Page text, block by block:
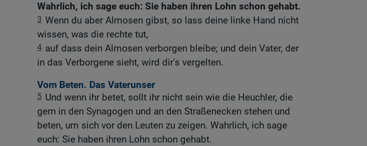
Wahrlich, ich sage euch: Sie haben ihren Lohn schon gehabt.
3 Wenn du aber Almosen gibst, so lass deine linke Hand nicht
wissen, was die rechte tut,
4 auf dass dein Almosen verborgen bleibe; und dein Vater, der
in das Verborgene sieht, wird dir’s vergelten.
Vom Beten. Das Vaterunser
5 Und wenn ihr betet, sollt ihr nicht sein wie die Heuchler, die
gern in den Synagogen und an den Straßenecken stehen und
beten, um sich vor den Leuten zu zeigen. Wahrlich, ich sage
euch: Sie haben ihren Lohn schon gehabt.